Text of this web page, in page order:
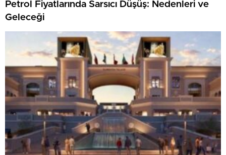
Petrol Fiyatlarında Sarsıcı Düşüş: Nedenleri ve
Geleceği